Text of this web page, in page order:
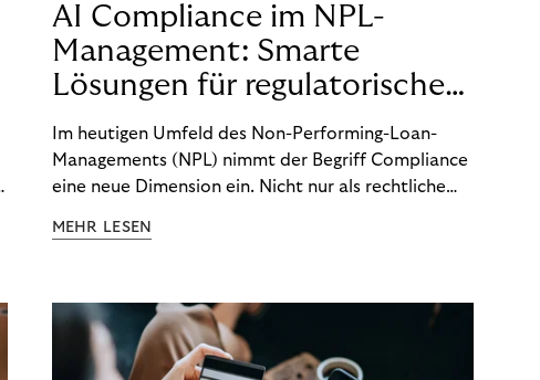
AI Compliance im NPL-
Management: Smarte
Lösungen für regulatorische
Sicherheit
Im heutigen Umfeld des Non-Performing-Loan-
Managements (NPL) nimmt der Begriff Compliance
eine neue Dimension ein. Nicht nur als rechtliche
Wettbewerbsvorteil. In einem Umfeld steigender
(DSGVO) – geraten viele Unternehmen an die
Grenzen traditioneller Compliance-Mechanismen.
MEHR LESEN